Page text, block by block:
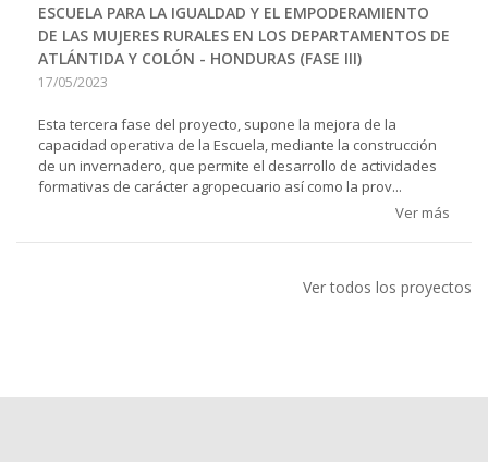
ESCUELA PARA LA IGUALDAD Y EL EMPODERAMIENTO
DE LAS MUJERES RURALES EN LOS DEPARTAMENTOS DE
ATLÁNTIDA Y COLÓN - HONDURAS (FASE III)
17/05/2023
Esta tercera fase del proyecto, supone la mejora de la
capacidad operativa de la Escuela, mediante la construcción
de un invernadero, que permite el desarrollo de actividades
formativas de carácter agropecuario así como la prov...
Ver más
Ver todos los proyectos